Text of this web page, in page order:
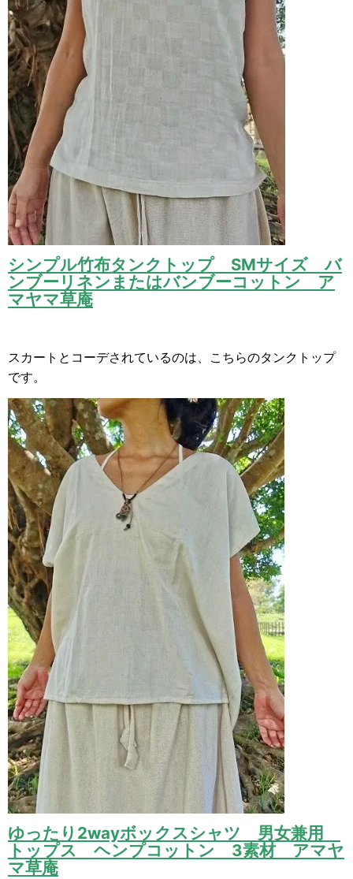
シンプル竹布タンクトップ SMサイズ バ
ンブーリネンまたはバンブーコットン ア
マヤマ草庵
スカートとコーデされているのは、こちらのタンクトップ
です。
ゆったり2wayボックスシャツ 男女兼用
トップス ヘンプコットン 3素材 アマヤ
マ草庵